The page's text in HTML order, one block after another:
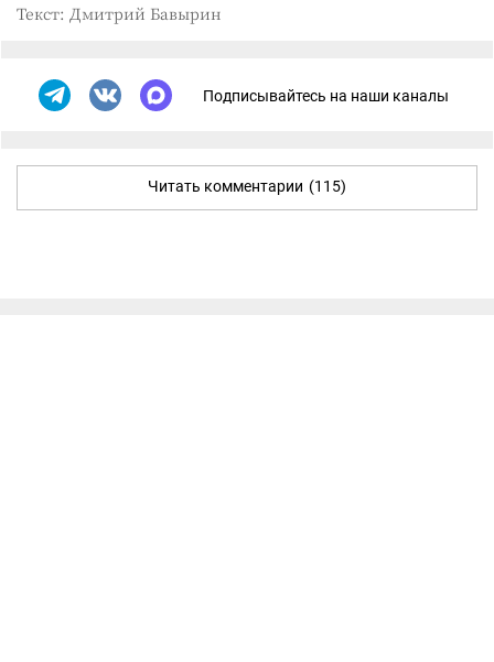
Текст: Дмитрий Бавырин
Подписывайтесь на наши каналы
Читать комментарии (115)